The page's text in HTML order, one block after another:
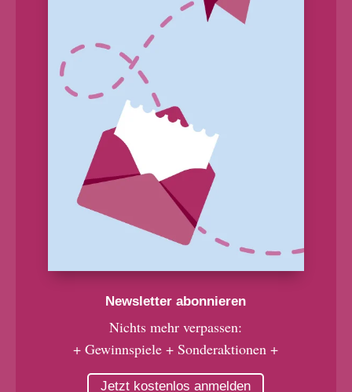
Newsletter abonnieren
Nichts mehr verpassen:
+ Gewinnspiele + Sonderaktionen +
Jetzt kostenlos anmelden